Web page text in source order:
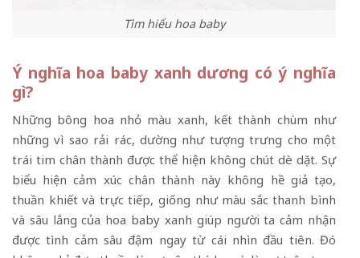
Tìm hiểu hoa baby
Ý nghĩa hoa baby xanh dương có ý nghĩa
gì?
Những bông hoa nhỏ màu xanh, kết thành chùm như
những vì sao rải rác, dường như tượng trưng cho một
trái tim chân thành được thể hiện không chút dè dặt. Sự
biểu hiện cảm xúc chân thành này không hề giả tạo,
thuần khiết và trực tiếp, giống như màu sắc thanh bình
và sâu lắng của hoa baby xanh giúp người ta cảm nhận
được tình cảm sâu đậm ngay từ cái nhìn đầu tiên. Đó